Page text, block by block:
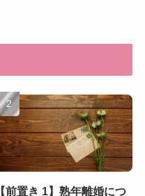
【前置き 1】熟年離婚につ